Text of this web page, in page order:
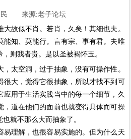
民 来源:老子论坛
故似不肖。若肖，久矣！其细也夫。
能知、莫能行。言有宗、事有君。夫唯
则我者贵。是以圣被褐怀玉。
太空洞，过于抽象，没有可操作性。
很大，觉得它很抽象，所以才找不到可
应用于生活实践当中的每一个细节，久
，道在他们的面前也就变得具体而可操
就不那么大而抽象了。
易理解，也很容易实施的。但为什么天